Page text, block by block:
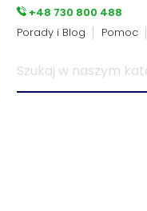
Porady i Blog Pomoc
+48 730 800 488